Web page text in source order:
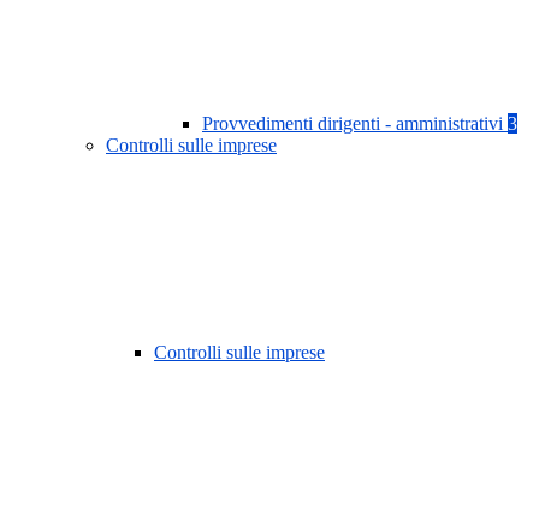
Provvedimenti dirigenti - amministrativi 3
Controlli sulle imprese
Controlli sulle imprese